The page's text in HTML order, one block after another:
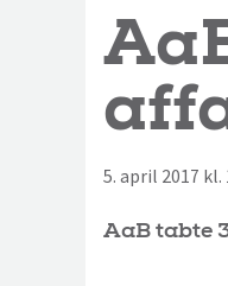
5. april 2017 kl.
AaB tabte